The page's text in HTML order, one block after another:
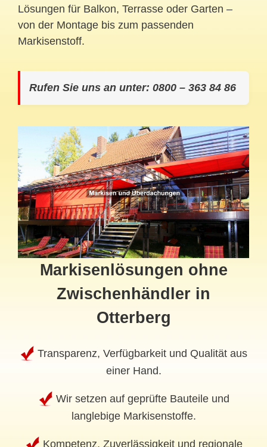
Lösungen für Balkon, Terrasse oder Garten –
von der Montage bis zum passenden
Markisenstoff.
Rufen Sie uns an unter: 0800 – 363 84 86
Markisenlösungen ohne
Zwischenhändler in
Otterberg
Transparenz, Verfügbarkeit und Qualität aus
einer Hand.
Wir setzen auf geprüfte Bauteile und
langlebige Markisenstoffe.
Kompetenz, Zuverlässigkeit und regionale